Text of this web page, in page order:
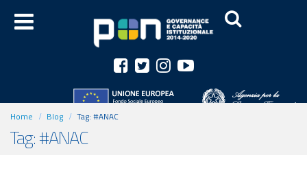
Home Blog Tag: #ANAC
Tag: #ANAC